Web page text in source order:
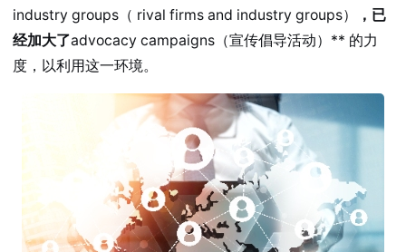
industry groups（ rival firms and industry groups）
，已
经加大了advocacy campaigns（宣传倡导活动）** 的力
度，以利用这一环境。